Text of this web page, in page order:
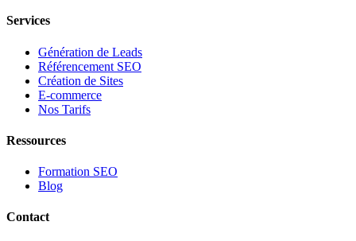
Services
Génération de Leads
Référencement SEO
Création de Sites
E-commerce
Nos Tarifs
Ressources
Formation SEO
Blog
Contact